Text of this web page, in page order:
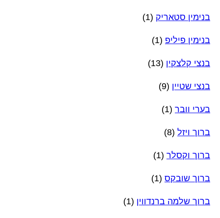
בנימין סטאריק (1)
בנימין פיליפ (1)
בנצי קלצקין (13)
בנצי שטיין (9)
בערי וובר (1)
ברוך ויזל (8)
ברוך וקסלר (1)
ברוך שובקס (1)
ברוך שלמה ברנדווין (1)